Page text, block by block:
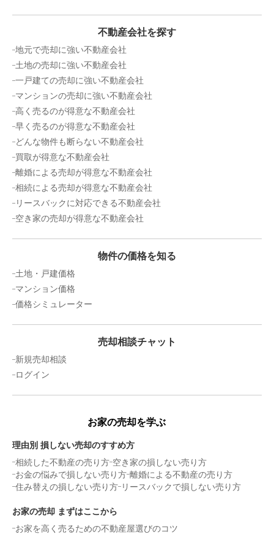
不動産会社を探す
地元で売却に強い不動産会社
土地の売却に強い不動産会社
一戸建ての売却に強い不動産会社
マンションの売却に強い不動産会社
高く売るのが得意な不動産会社
早く売るのが得意な不動産会社
どんな物件も断らない不動産会社
買取が得意な不動産会社
離婚による売却が得意な不動産会社
相続による売却が得意な不動産会社
リースバックに対応できる不動産会社
空き家の売却が得意な不動産会社
物件の価格を知る
土地・戸建価格
マンション価格
価格シミュレーター
売却相談チャット
新規売却相談
ログイン
お家の売却を学ぶ
理由別 損しない売却のすすめ方
相続した不動産の売り方 空き家の損しない売り方
お金の悩みで損しない売り方 離婚による不動産の売り方
住み替えの損しない売り方 リースバックで損しない売り方
お家の売却 まずはここから
お家を高く売るための不動産屋選びのコツ